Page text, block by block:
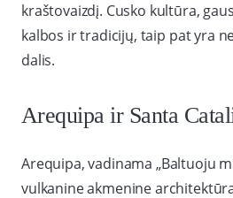
kraštovaizdį. Cusko kultūra,
kalbos ir tradicijų, taip pat yra
dalis.
Arequipa ir Santa
Arequipa, vadinama „Baltuoju
vulkanine akmenine